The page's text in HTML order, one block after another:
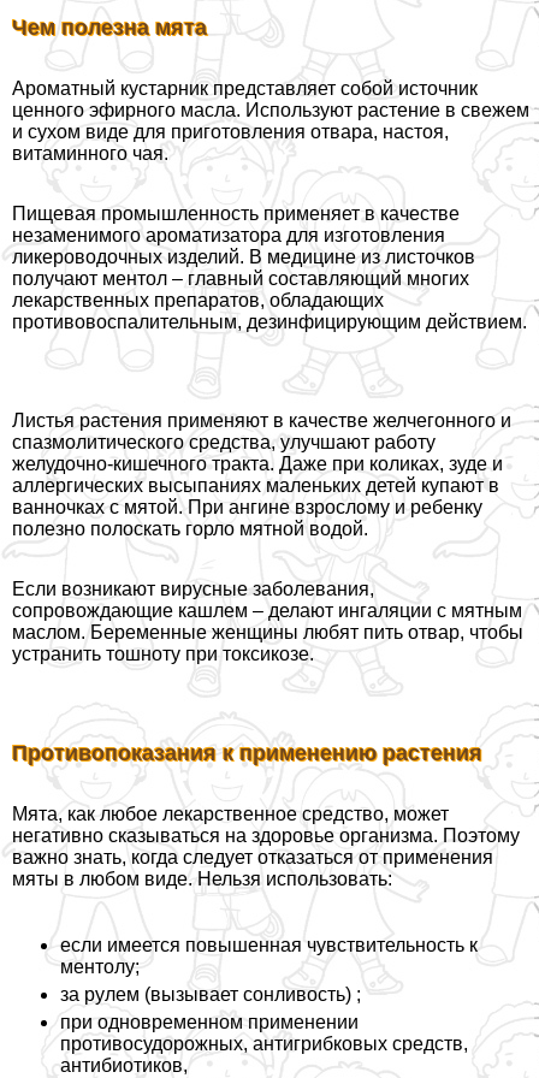
Чем полезна мята
Ароматный кустарник представляет собой источник
ценного эфирного масла. Используют растение в свежем
и сухом виде для приготовления отвара, настоя,
витаминного чая.
Пищевая промышленность применяет в качестве
незаменимого ароматизатора для изготовления
ликероводочных изделий. В медицине из листочков
получают ментол – главный составляющий многих
лекарственных препаратов, обладающих
противовоспалительным, дезинфицирующим действием.
Листья растения применяют в качестве желчегонного и
спазмолитического средства, улучшают работу
желудочно-кишечного тpaкта. Даже при коликах, зуде и
аллергических высыпаниях маленьких детей купают в
ванночках с мятой. При ангине взрослому и ребенку
полезно полоскать горло мятной водой.
Если возникают вирусные заболевания,
сопровождающие кашлем – делают ингаляции с мятным
маслом. Беременные женщины любят пить отвар, чтобы
устранить тошноту при токсикозе.
Противопоказания к применению растения
Мята, как любое лекарственное средство, может
негативно сказываться на здоровье организма. Поэтому
важно знать, когда следует отказаться от применения
мяты в любом виде. Нельзя использовать:
если имеется повышенная чувствительность к
ментолу;
за рулем (вызывает сонливость) ;
при одновременном применении
противосудорожных, антигрибковых средств,
антибиотиков,